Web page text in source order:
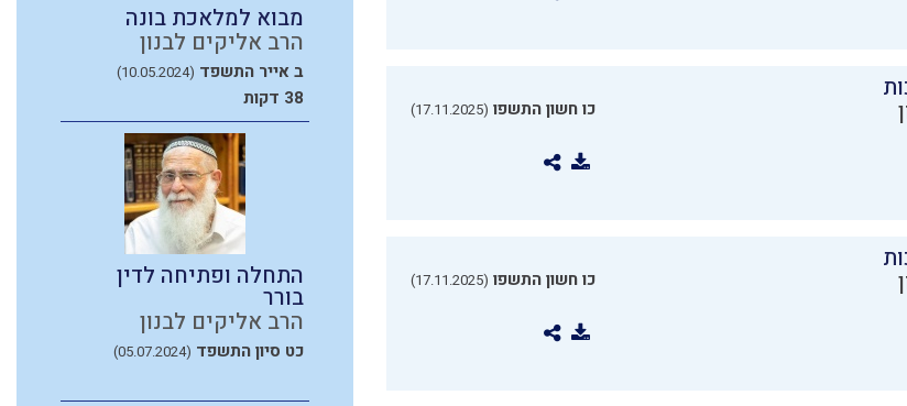
כו חשון התשפו (17.11.2025)
כו חשון התשפו (17.11.2025)
מבוא למלאכת בונה
הרב אליקים לבנון
ב אייר התשפד (10.05.2024)
38 דקות
התחלה ופתיחה לדין
בורר
הרב אליקים לבנון
כט סיון התשפד (05.07.2024)